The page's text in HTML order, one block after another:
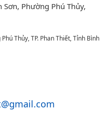
Sơn, Phường Phú Thủy,
Thủy, TP. Phan Thiết, Tỉnh Bình